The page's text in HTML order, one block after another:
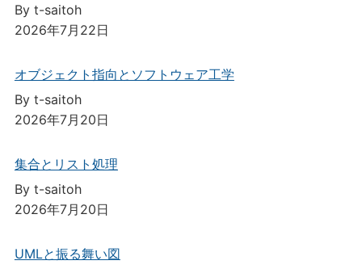
By t-saitoh
2026年7月22日
オブジェクト指向とソフトウェア工学
By t-saitoh
2026年7月20日
集合とリスト処理
By t-saitoh
2026年7月20日
UMLと振る舞い図